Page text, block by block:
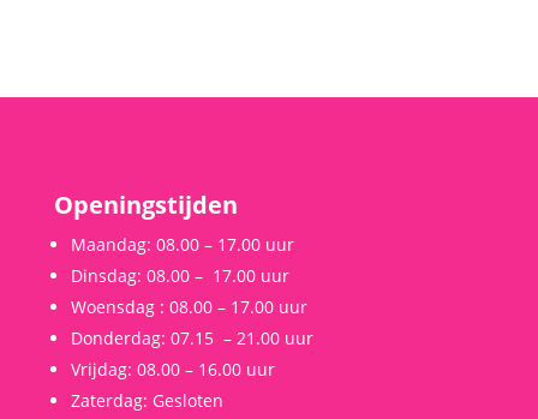
Openingstijden
Maandag: 08.00 – 17.00 uur
Dinsdag: 08.00 – 17.00 uur
Woensdag : 08.00 – 17.00 uur
Donderdag: 07.15 – 21.00 uur
Vrijdag: 08.00 – 16.00 uur
Zaterdag: Gesloten